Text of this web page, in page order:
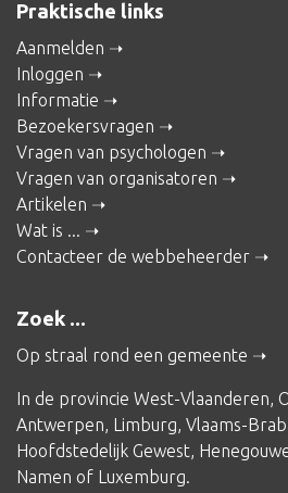
Praktische links
Aanmelden
Inloggen
Informatie
Bezoekersvragen
Vragen van psychologen
Vragen van organisatoren
Artikelen
Wat is ...
Contacteer de webbeheerder
Zoek ...
Op straal rond een gemeente
In de provincie West-Vlaanderen,
Antwerpen, Limburg, Vlaams-
Hoofdstedelijk Gewest,
Namen of Luxemburg.